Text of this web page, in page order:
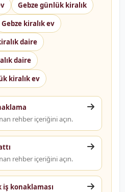
Gebze günlük kiralık
Gebze kiralık ev
daire
daire
kiralık ev
rehber içeriğini açın.
rehber içeriğini açın.
iş konaklaması